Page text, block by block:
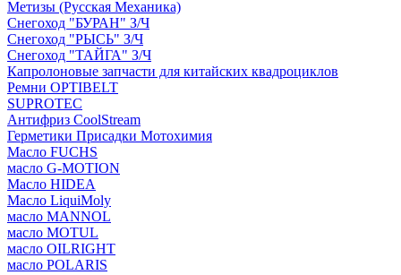
Метизы (Русская Механика)
Снегоход "БУРАН" З/Ч
Снегоход "РЫСЬ" З/Ч
Снегоход "ТАЙГА" З/Ч
Капролоновые запчасти для китайских квадроциклов
Ремни OPTIBELT
SUPROTEC
Антифриз CoolStream
Герметики Присадки Мотохимия
Масло FUCHS
масло G-MOTION
Масло HIDEA
Масло LiquiMoly
масло MANNOL
масло MOTUL
масло OILRIGHT
масло POLARIS